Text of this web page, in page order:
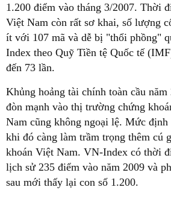
1.200 điểm vào tháng 3/2007. Thời
Việt Nam còn rất sơ khai, số lượng
ít với 107 mã và dễ bị "thổi phồng"
Index theo Quỹ Tiền tệ Quốc tế
đến 73 lần.
Khủng hoảng tài chính toàn cầu
đòn mạnh vào thị trường chứng
Nam cũng không ngoại lệ. Mức định
khi đó càng làm trầm trọng thêm cú
khoán Việt Nam. VN-Index có thời
lịch sử 235 điểm vào năm 2009 và
sau mới thấy lại con số 1.200.